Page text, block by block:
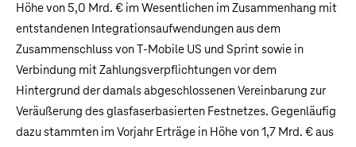
Höhe von5,0 Mrd. € im Wesentlichen im Zusammenhang mit
entstandenen Integrationsaufwendungen aus dem
Zusammenschluss von T‑Mobile US und Sprint sowie in
Verbindung mit Zahlungsverpflichtungen vor dem
Hintergrund der damals abgeschlossenen Vereinbarung zur
Veräußerung des glasfaserbasierten Festnetzes. Gegenläufig
dazu stammten im Vorjahr Erträge in Höhe von1,7 Mrd. €aus